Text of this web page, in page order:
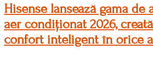
Hisense lansează gama de
aer condiționat 2026,
confort inteligent în orice